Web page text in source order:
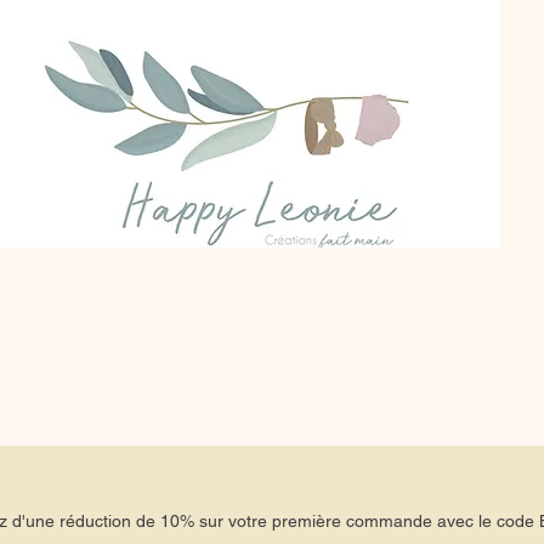
d'une réduction de 10% sur votre première commande avec le code